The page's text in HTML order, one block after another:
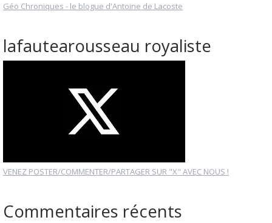
Géo Chroniques - le blogue d'Antoine de Lacoste
lafautearousseau royaliste
VENEZ POSTER/COMMENTER/PARTAGER SUR "X" AVEC NOUS !
Commentaires récents